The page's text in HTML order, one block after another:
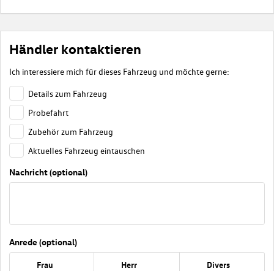
Händler kontaktieren
Ich interessiere mich für dieses Fahrzeug und möchte gerne:
Details zum Fahrzeug
Probefahrt
Zubehör zum Fahrzeug
Aktuelles Fahrzeug eintauschen
Nachricht (optional)
Anrede (optional)
Frau Herr Divers